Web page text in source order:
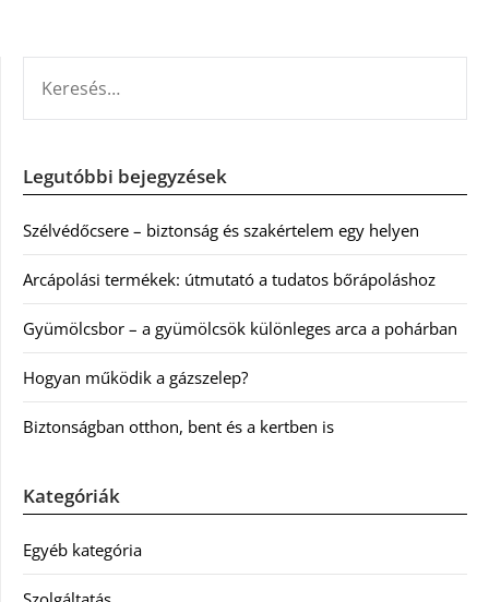
Legutóbbi bejegyzések
Szélvédőcsere – biztonság és szakértelem egy helyen
Arcápolási termékek: útmutató a tudatos bőrápoláshoz
Gyümölcsbor – a gyümölcsök különleges arca a pohárban
Hogyan működik a gázszelep?
Biztonságban otthon, bent és a kertben is
Kategóriák
Egyéb kategória